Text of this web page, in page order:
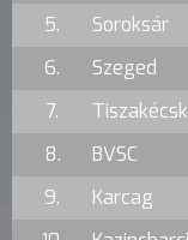
5.
Soroksár
6.
Szeged
7.
8.
BVSC
9.
Karcag